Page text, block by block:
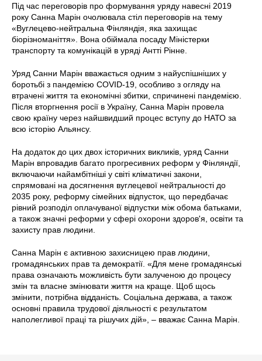
Під час переговорів про формування уряду навесні 2019
року Санна Марін очолювала стіл переговорів на тему
«Вуглецево-нейтральна Фінляндія, яка захищає
біорізноманіття». Вона обіймала посаду Міністерки
транспорту та комунікацій в уряді Антті Рінне.
Уряд Санни Марін вважається одним з найуспішніших у
боротьбі з пандемією COVID-19, особливо з огляду на
втрачені життя та економічні збитки, спричинені пандемією.
Після вторгнення росії в Україну, Санна Марін провела
свою країну через найшвидший процес вступу до НАТО за
всю історію Альянсу.
На додаток до цих двох історичних викликів, уряд Санни
Марін впровадив багато прогресивних реформ у Фінляндії,
включаючи найамбітніші у світі кліматичні закони,
спрямовані на досягнення вуглецевої нейтральності до
2035 року, реформу сімейних відпусток, що передбачає
рівний розподіл оплачуваної відпустки між обома батьками,
а також значні реформи у сфері охорони здоров'я, освіти та
захисту прав людини.
Санна Марін є активною захисницею прав людини,
громадянських прав та демократії. «Для мене громадянські
права означають можливість бути залученою до процесу
змін та власне змінювати життя на краще. Щоб щось
змінити, потрібна відданість. Соціальна держава, а також
основні правила трудової діяльності є результатом
наполегливої праці та рішучих дій», – вважає Санна Марін.